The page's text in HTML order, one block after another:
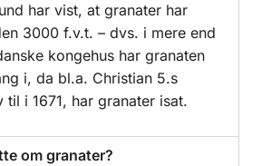
har vist, at granater har
3000 f.v.t. – dvs. i mere end
kongehus har granaten
i, da bl.a. Christian 5.s
til i 1671, har granater isat.
om granater?